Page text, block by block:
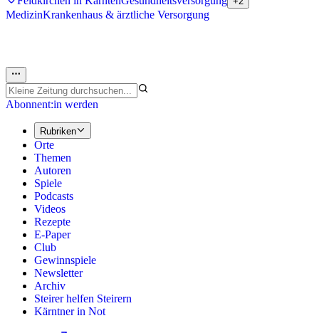
MedizinKrankenhaus & ärztliche Versorgung
Abonnent:in werden
Rubriken
Orte
Themen
Autoren
Spiele
Podcasts
Videos
Rezepte
E-Paper
Club
Gewinnspiele
Newsletter
Archiv
Steirer helfen Steirern
Kärntner in Not